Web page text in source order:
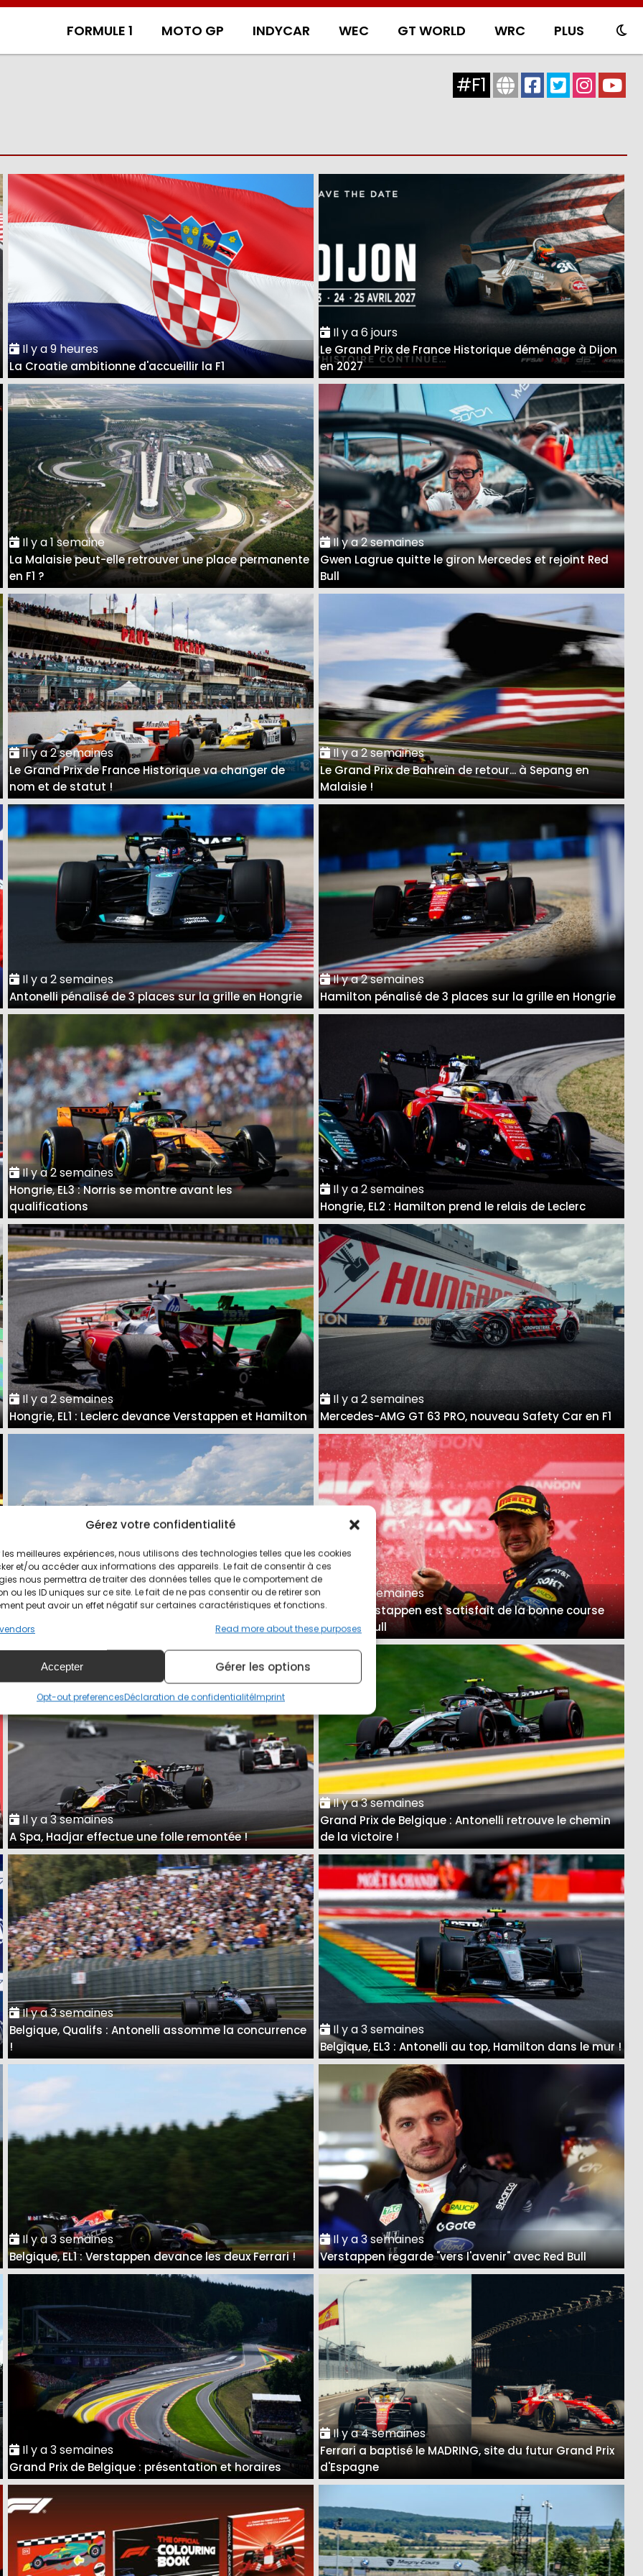
Gérez votre confidentialité
les meilleures expériences, nous utilisons des technologies telles que les cookies
et/ou accéder aux informations des appareils. Le fait de consentir à ces
nous permettra de traiter des données telles que le comportement de
ou les ID uniques sur ce site. Le fait de ne pas consentir ou de retirer son
peut avoir un effet négatif sur certaines caractéristiques et fonctions.
Read more about these purposes
Accepter Gérer les options
Opt-out preferencesDéclaration de confidentialitéImprint
FORMULE 1 MOTO GP INDYCAR WEC GT WORLD WRC PLUS
#F1
Il y a 9 heures
La Croatie ambitionne d'accueillir la F1
Il y a 6 jours
Le Grand Prix de France Historique déménage à Dijon
en 2027
Il y a 1 semaine
La Malaisie peut-elle retrouver une place permanente
en F1 ?
Il y a 2 semaines
Gwen Lagrue quitte le giron Mercedes et rejoint Red
Bull
Il y a 2 semaines
Le Grand Prix de France Historique va changer de
nom et de statut !
Il y a 2 semaines
Le Grand Prix de Bahreïn de retour... à Sepang en
Malaisie !
Il y a 2 semaines
Antonelli pénalisé de 3 places sur la grille en Hongrie
Il y a 2 semaines
Hamilton pénalisé de 3 places sur la grille en Hongrie
Il y a 2 semaines
Hongrie, EL3 : Norris se montre avant les
qualifications
Il y a 2 semaines
Hongrie, EL2 : Hamilton prend le relais de Leclerc
Il y a 2 semaines
Hongrie, EL1 : Leclerc devance Verstappen et Hamilton
Il y a 2 semaines
Mercedes-AMG GT 63 PRO, nouveau Safety Car en F1
Il y a 2 semaines
Grand Prix de Hongrie : présentation et horaires
Il y a 3 semaines
A Spa, Verstappen est satisfait de la bonne course
des Red Bull
Il y a 3 semaines
A Spa, Hadjar effectue une folle remontée !
Il y a 3 semaines
Grand Prix de Belgique : Antonelli retrouve le chemin
de la victoire !
Il y a 3 semaines
Belgique, Qualifs : Antonelli assomme la concurrence
!
Il y a 3 semaines
Belgique, EL3 : Antonelli au top, Hamilton dans le mur !
Il y a 3 semaines
Belgique, EL1 : Verstappen devance les deux Ferrari !
Il y a 3 semaines
Verstappen regarde "vers l'avenir" avec Red Bull
Il y a 3 semaines
Grand Prix de Belgique : présentation et horaires
Il y a 4 semaines
Ferrari a baptisé le MADRING, site du futur Grand Prix
d'Espagne